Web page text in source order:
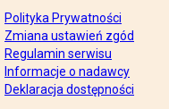
Polityka Prywatności
Zmiana ustawień zgód
Regulamin serwisu
Informacje o nadawcy
Deklaracja dostępności